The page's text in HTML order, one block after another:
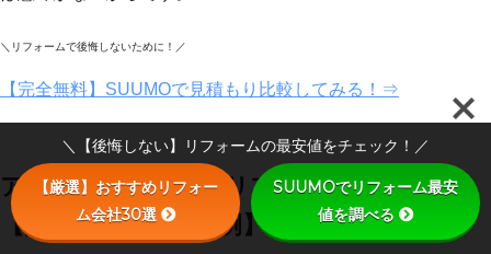
＼リフォームで後悔しないために！／
【完全無料】SUUMOで見積もり比較してみる！⇒
アートリフォームのリフォームメニュー
【費用目安と施工事例】
＼【後悔しない】リフォームの最安値をチェック！／
【厳選】おすすめリフォー
ム会社30選
SUUMOでリフォーム最安
値を調べる